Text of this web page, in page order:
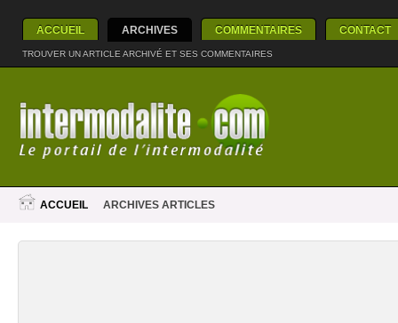
ACCUEIL ARCHIVES COMMENTAIRES CONTACT
TROUVER UN ARTICLE ARCHIVÉ ET SES COMMENTAIRES
ACCUEIL ARCHIVES ARTICLES